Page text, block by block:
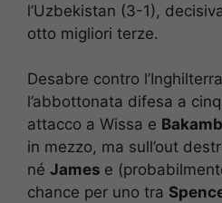
l’Uzbekistan (3-1),
otto migliori terze.
Desabre contro
l’abbottonata difesa a
attacco a Wissa e
in mezzo, ma sull’out
né James e
chance per uno tra